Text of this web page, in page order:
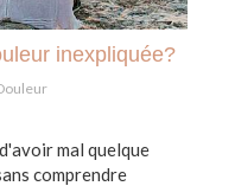
inexpliquée?
mal quelque
comprendre